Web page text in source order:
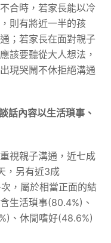
合時，若家長能以冷
則有將近一半的孩
；若家長在面對親子
該要聽從大人想法，
現哭鬧不休拒絕溝通
話內容以生活瑣事、
視親子溝通，近七成
，另有近3成
，屬於相當正面的結
生活瑣事(80.4%)、
、休閒嗜好(48.6%)